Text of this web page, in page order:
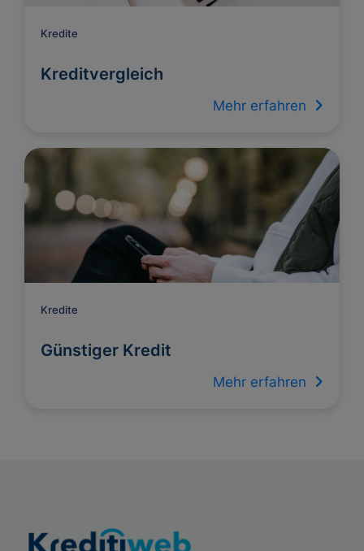
Kredite
Kreditvergleich
Mehr erfahren
Kredite
Günstiger Kredit
Mehr erfahren